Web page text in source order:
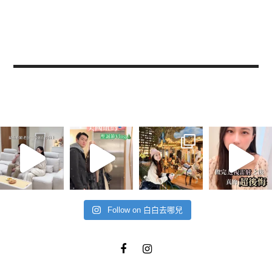
Follow on 白白去哪兒